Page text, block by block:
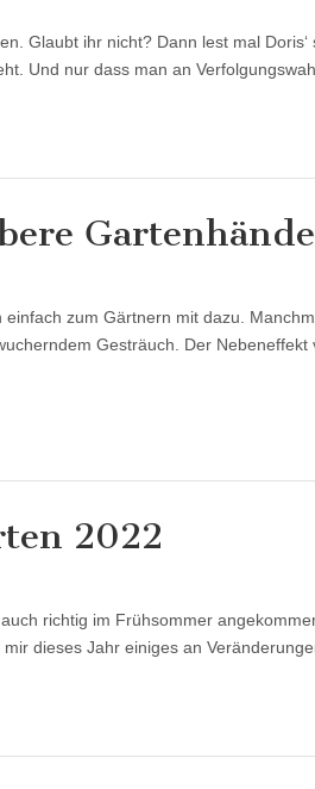
Glaubt ihr nicht? Dann lest mal Doris‘
Und nur dass man an
Gartenhände
zum Gärtnern mit dazu.
Gesträuch. Der Nebeneffekt
2022
richtig im Frühsommer
dieses Jahr einiges an